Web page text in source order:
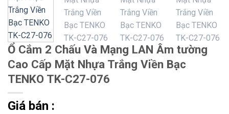
Ổ Cắm 2 Chấu Và Mạng LAN Âm tường
Cao Cấp Mặt Nhựa Trắng Viền Bạc
TENKO TK-C27-076
Giá bán :